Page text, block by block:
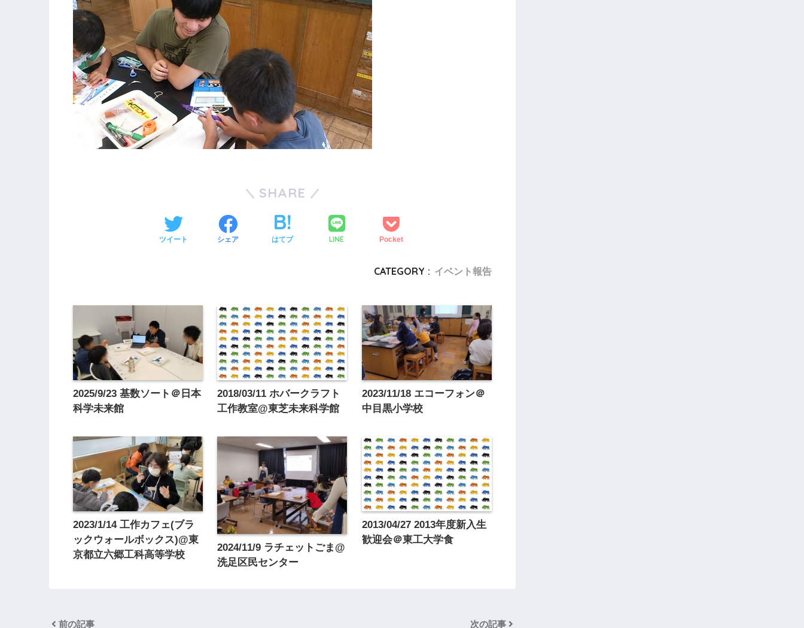
SHARE
ツイート シェア はてブ LINE Pocket
CATEGORY : イベント報告
2025/9/23 基数ソート＠日本
科学未来館
2018/03/11 ホバークラフト
工作教室@東芝未来科学館
2023/11/18 エコーフォン＠
中目黒小学校
2023/1/14 工作カフェ(ブラ
ックウォールボックス)@東
京都立六郷工科高等学校
2024/11/9 ラチェットごま@
洗足区民センター
2013/04/27 2013年度新入生
歓迎会＠東工大学食
前の記事 次の記事